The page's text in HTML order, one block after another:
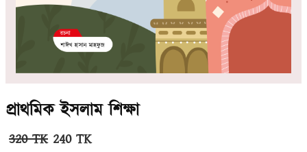
প্রাথমিক ইসলাম শিক্ষা
320 TK240 TK